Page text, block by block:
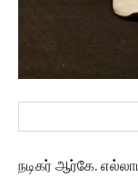
நடிகர் ஆர்கே.